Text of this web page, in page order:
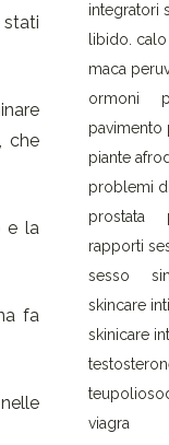
stati
che
e la
fa
integratori
libido.
maca
ormoni
pavimento
piante
problemi
prostata
rapporti
sesso
skincare
skinicare
viagra